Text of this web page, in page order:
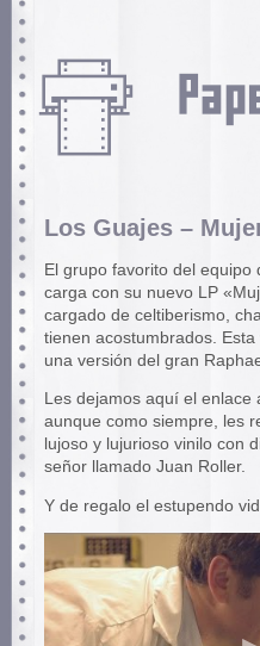
Los Guajes –
El grupo favorito del equipo
carga con su nuevo LP
cargado de celtiberismo,
tienen acostumbrados.
una versión del gran
Les dejamos aquí el enlace
aunque como siempre, les
lujoso y lujurioso vinilo con
señor llamado Juan Roller.
Y de regalo el estupendo